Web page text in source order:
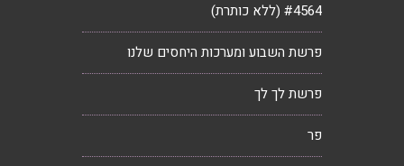
#4564 (ללא כותרת)
פרשת השבוע ומערכות היחסים שלנו
פרשת לך לך
פר